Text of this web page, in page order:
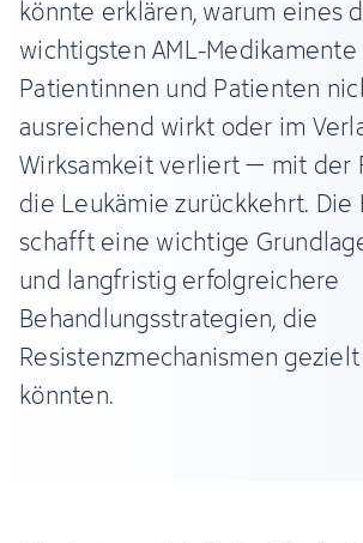
könnte erklären, warum eines
wichtigsten AML-
Patientinnen und Patienten
ausreichend wirkt oder im
Wirksamkeit verliert – mit der
die Leukämie zurückkehrt. Die
schafft eine wichtige
und langfristig erfolgreichere
Behandlungsstrategien, die
Resistenzmechanismen
könnten.